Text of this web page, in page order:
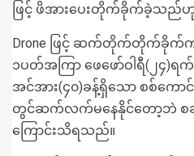
ဖြင့် ဖိအားပေးတိုက်ခိုက်ခဲ့သ
Drone ဖြင့် ဆက်တိုက်တိုက်ခိုက်ကာ
၁ပတ်အကြာ ဖေဖော်ဝါရီ(၂၄)ရ
အင်အား(၄၀)ခန့်ရှိသော စစ်ကော
တွင်ဆက်လက်မနေနိုင်တော့ဘဲ စခ
ကြောင်းသိရသည်။